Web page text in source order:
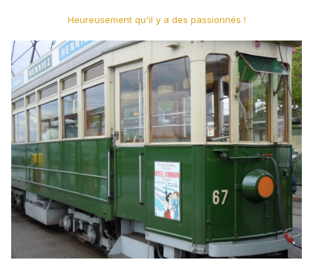
Heureusement qu'il y a des passionnés !